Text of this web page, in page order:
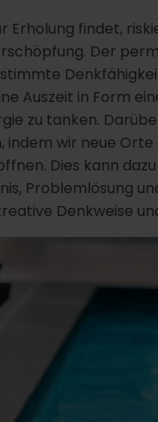
findet,
Der
Auszeit in Form
zu tanken.
indem wir neue
Dies kann
Problemlösung
Denkweise